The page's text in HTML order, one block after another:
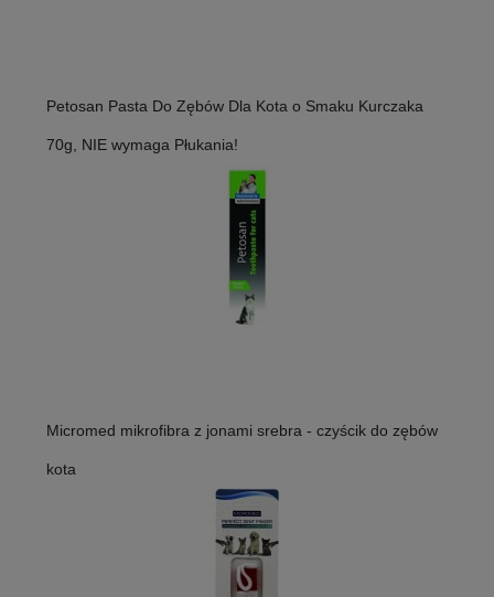
Petosan Pasta Do Zębów Dla Kota o Smaku Kurczaka
70g, NIE wymaga Płukania!
Micromed mikrofibra z jonami srebra - czyścik do zębów
kota